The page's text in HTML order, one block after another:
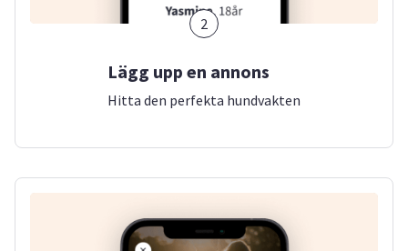
2
Lägg upp en annons
Hitta den perfekta hundvakten